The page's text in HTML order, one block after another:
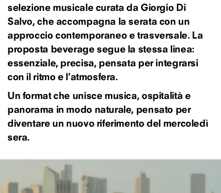
selezione musicale curata da Giorgio Di
Salvo, che accompagna la serata con un
approccio contemporaneo e trasversale. La
proposta beverage segue la stessa linea:
essenziale, precisa, pensata per integrarsi
con il ritmo e l’atmosfera.
Un format che unisce musica, ospitalità e
panorama in modo naturale, pensato per
diventare un nuovo riferimento del mercoledì
sera.